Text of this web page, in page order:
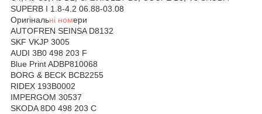
SUPERB I 1.8-4.2 06.88-03.08
Оригінальні номери
AUTOFREN SEINSA D8132
SKF VKJP 3005
AUDI 3B0 498 203 F
Blue Print ADBP810068
BORG & BECK BCB2255
RIDEX 193B0002
IMPERGOM 30537
SKODA 8D0 498 203 C